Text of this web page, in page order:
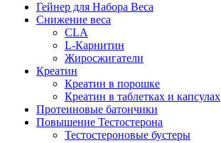
Гейнер для Набора Веса
Снижение веса
CLA
L-Карнитин
Жиросжигатели
Креатин
Креатин в порошке
Креатин в таблетках и капсулах
Протеиновые батончики
Повышение Тестостерона
Тестостероновые бустеры